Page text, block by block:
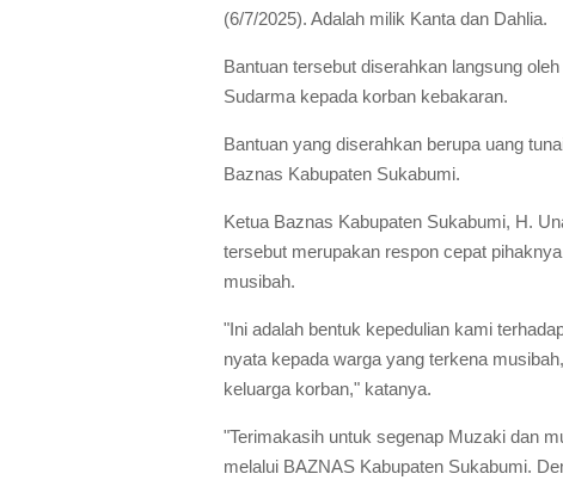
(6/7/2025). Adalah milik Kanta dan Dahlia.
Bantuan tersebut diserahkan langsung
Sudarma kepada korban kebakaran.
Bantuan yang diserahkan berupa uang
Baznas Kabupaten Sukabumi.
Ketua Baznas Kabupaten Sukabumi, H.
tersebut merupakan respon cepat
musibah.
"Ini adalah bentuk kepedulian kami
nyata kepada warga yang terkena
keluarga korban," katanya.
"Terimakasih untuk segenap Muzaki dan
melalui BAZNAS Kabupaten Sukabumi.